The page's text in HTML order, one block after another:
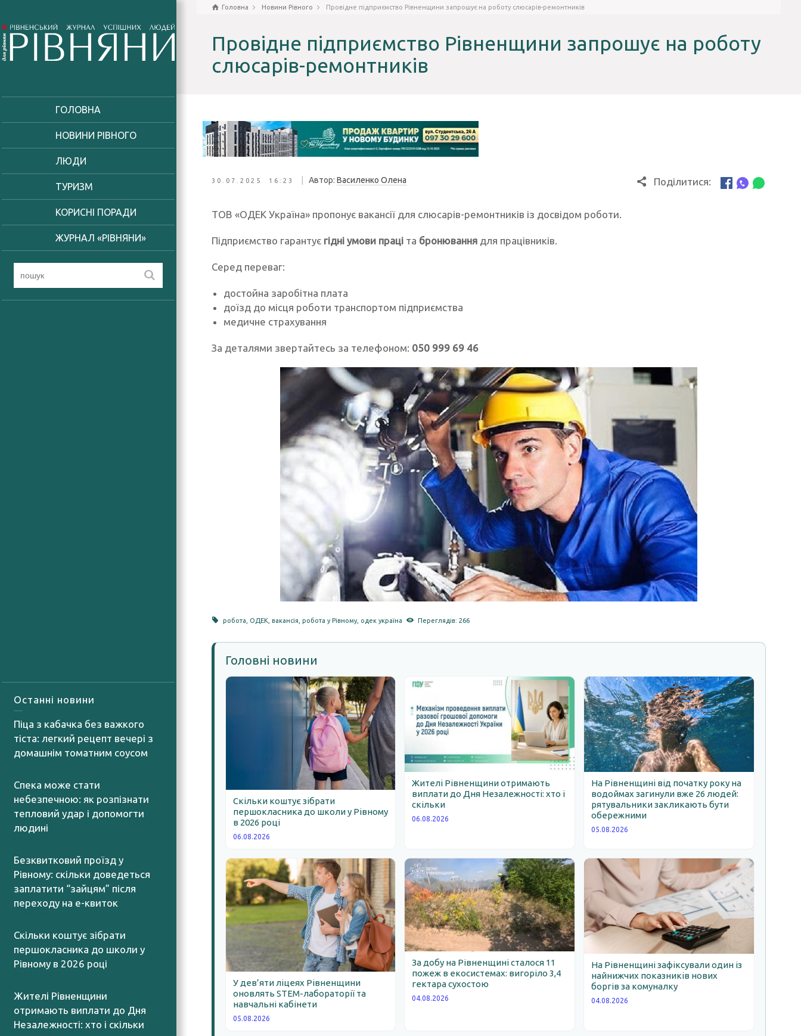
ГОЛОВНА
НОВИНИ РІВНОГО
ЛЮДИ
ТУРИЗМ
КОРИСНІ ПОРАДИ
ЖУРНАЛ «РІВНЯНИ»
Останні новини
Піца з кабачка без важкого
тіста: легкий рецепт вечері з
домашнім томатним соусом
Спека може стати
небезпечною: як розпізнати
тепловий удар і допомогти
людині
Безквитковий проїзд у
Рівному: скільки доведеться
заплатити “зайцям” після
переходу на е-квиток
Скільки коштує зібрати
першокласника до школи у
Рівному в 2026 році
Жителі Рівненщини
отримають виплати до Дня
Незалежності: хто і скільки
Головна Новини Рівного Провідне підприємство Рівненщини запрошує на роботу слюсарів-ремонтників
Провідне підприємство Рівненщини запрошує на роботу
слюсарів-ремонтників
30.07.2025 16:23 Автор: Василенко Олена Поділитися:
ТОВ «ОДЕК Україна» пропонує вакансії для слюсарів-ремонтників із досвідом роботи.
Підприємство гарантує гідні умови праціта бронюваннядля працівників.
Серед переваг:
достойна заробітна плата
доїзд до місця роботи транспортом підприємства
медичне страхування
За деталями звертайтесь за телефоном: 050 999 69 46
робота ОДЕК ,вакансія ,робота у Рівному, одек україна Переглядів: 266
Головні новини
Скільки коштує зібрати
першокласника до школи у Рівному
в 2026 році
06.08.2026
Жителі Рівненщини отримають
виплати до Дня Незалежності: хто і
скільки
06.08.2026
На Рівненщині від початку року на
водоймах загинули вже 26 людей:
рятувальники закликають бути
обережними
05.08.2026
У дев’яти ліцеях Рівненщини
оновлять STEM-лабораторії та
навчальні кабінети
05.08.2026
За добу на Рівненщині сталося 11
пожеж в екосистемах: вигоріло 3,4
гектара сухостою
04.08.2026
На Рівненщині зафіксували один із
найнижчих показників нових
боргів за комуналку
04.08.2026